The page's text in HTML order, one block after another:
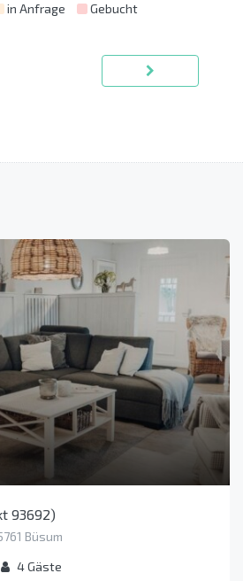
in Anfrage Gebucht
93692)
Büsum
4Gäste